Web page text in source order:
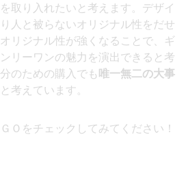
取り入れたいと考えます。デザイ
人と被らないオリジナル性をだせ
リジナル性が強くなることで、ギ
リーワンの魅力を演出できると考
のための購入でも 唯一無二の大事
考えています。
Ｏをチェックしてみてください！